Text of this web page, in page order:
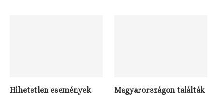
Hihetetlen események
Magyarországon találták